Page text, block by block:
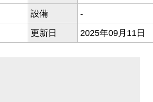
設備
-
更新日 2025年09月11日